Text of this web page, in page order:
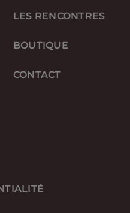
LES RENCONTRES
BOUTIQUE
CONTACT